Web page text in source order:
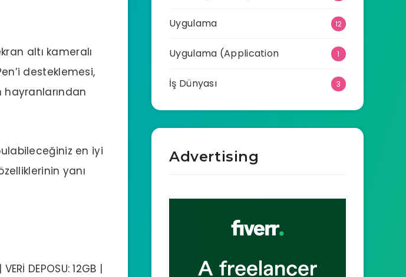
altı kameralı
desteklemesi,
en iyi
yanı
DEPOSU: 12GB |
Uygulama 12
Uygulama (Application 1
İş Dünyası 3
Advertising